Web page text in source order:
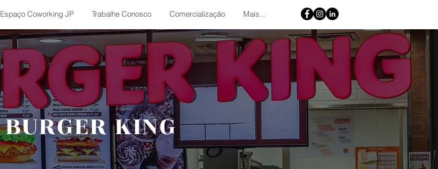
Espaço Coworking JP Trabalhe Conosco Comercialização Mais...
BURGER KING